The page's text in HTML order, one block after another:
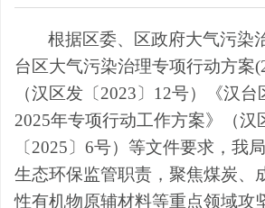
根据区委、区政府大气污染
台区大气污染治理专项行动方案
（汉区发 〔 2023〕12号）《汉台
2025年专项行动工作方案》（汉
〔 2025〕6号） 等文件要求，我局
生态环保监管职责，聚焦煤炭、
性有机物原辅材料等重点领域攻